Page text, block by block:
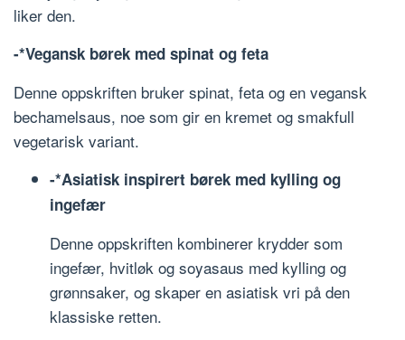
liker den.
-*Vegansk børek med spinat og feta
Denne oppskriften bruker spinat, feta og en vegansk
bechamelsaus, noe som gir en kremet og smakfull
vegetarisk variant.
-*Asiatisk inspirert børek med kylling og
ingefær
Denne oppskriften kombinerer krydder som
ingefær, hvitløk og soyasaus med kylling og
grønnsaker, og skaper en asiatisk vri på den
klassiske retten.